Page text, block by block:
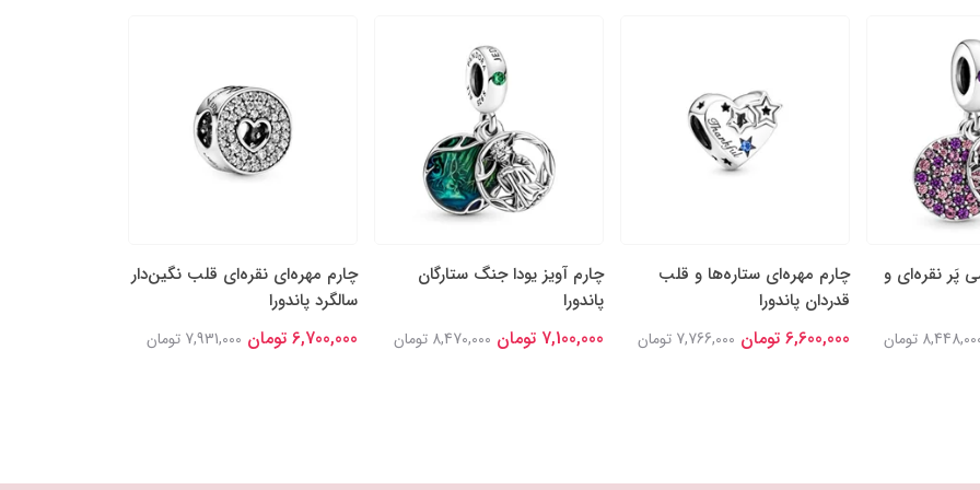
پَر نقره‌ای و
تومان
چارم مهره‌ای ستاره‌ها و قلب
قدردان پاندورا
6,600,000 تومان 7,766,000 تومان
چارم آویز یودا جنگ ستارگان
پاندورا
7,100,000 تومان 8,470,000 تومان
چارم مهره‌ای نقره‌ای قلب نگین‌دار
سالگرد پاندورا
6,700,000 تومان 7,931,000 تومان